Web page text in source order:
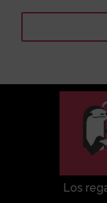
Los